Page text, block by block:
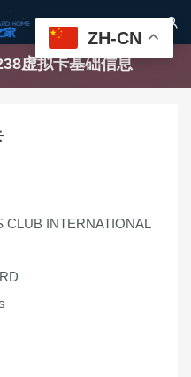

虚拟卡基础信息
CLUB INTERNATIONAL
ZH-CN